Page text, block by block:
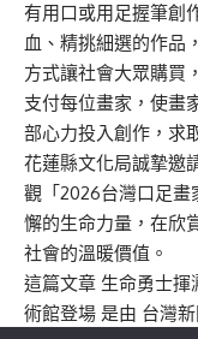
有用口或用足握筆創
血、精挑細選的作品
方式讓社會大眾購買
支付每位畫家，使畫
部心力投入創作，求
花蓮縣文化局誠摯邀
觀「2026台灣口足畫
懈的生命力量，在欣
社會的溫暖價值。
這篇文章 生命勇士
術館登場 是由 台灣